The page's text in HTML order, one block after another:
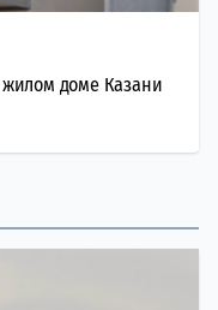
доме Казани